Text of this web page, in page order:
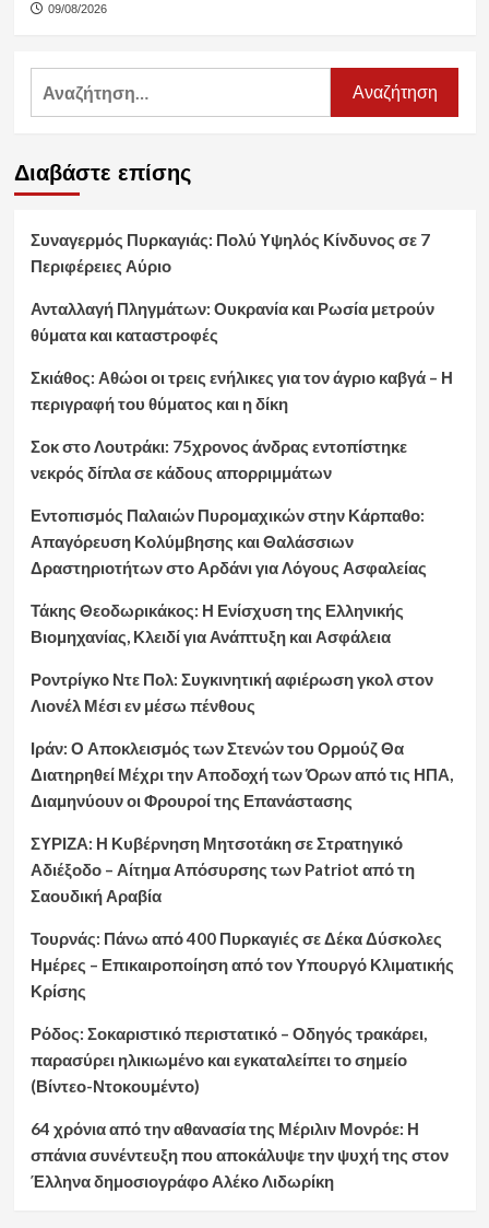
09/08/2026
Διαβάστε επίσης
Συναγερμός Πυρκαγιάς: Πολύ Υψηλός Κίνδυνος σε 7
Περιφέρειες Αύριο
Ανταλλαγή Πληγμάτων: Ουκρανία και Ρωσία μετρούν
θύματα και καταστροφές
Σκιάθος: Αθώοι οι τρεις ενήλικες για τον άγριο καβγά – Η
περιγραφή του θύματος και η δίκη
Σοκ στο Λουτράκι: 75χρονος άνδρας εντοπίστηκε
νεκρός δίπλα σε κάδους απορριμμάτων
Εντοπισμός Παλαιών Πυρομαχικών στην Κάρπαθο:
Απαγόρευση Κολύμβησης και Θαλάσσιων
Δραστηριοτήτων στο Αρδάνι για Λόγους Ασφαλείας
Τάκης Θεοδωρικάκος: Η Ενίσχυση της Ελληνικής
Βιομηχανίας, Κλειδί για Ανάπτυξη και Ασφάλεια
Ροντρίγκο Ντε Πολ: Συγκινητική αφιέρωση γκολ στον
Λιονέλ Μέσι εν μέσω πένθους
Ιράν: Ο Αποκλεισμός των Στενών του Ορμούζ Θα
Διατηρηθεί Μέχρι την Αποδοχή των Όρων από τις ΗΠΑ,
Διαμηνύουν οι Φρουροί της Επανάστασης
ΣΥΡΙΖΑ: Η Κυβέρνηση Μητσοτάκη σε Στρατηγικό
Αδιέξοδο – Αίτημα Απόσυρσης των Patriot από τη
Σαουδική Αραβία
Τουρνάς: Πάνω από 400 Πυρκαγιές σε Δέκα Δύσκολες
Ημέρες – Επικαιροποίηση από τον Υπουργό Κλιματικής
Κρίσης
Ρόδος: Σοκαριστικό περιστατικό – Οδηγός τρακάρει,
παρασύρει ηλικιωμένο και εγκαταλείπει το σημείο
(Βίντεο-Ντοκουμέντο)
64 χρόνια από την αθανασία της Μέριλιν Μονρόε: Η
σπάνια συνέντευξη που αποκάλυψε την ψυχή της στον
Έλληνα δημοσιογράφο Αλέκο Λιδωρίκη